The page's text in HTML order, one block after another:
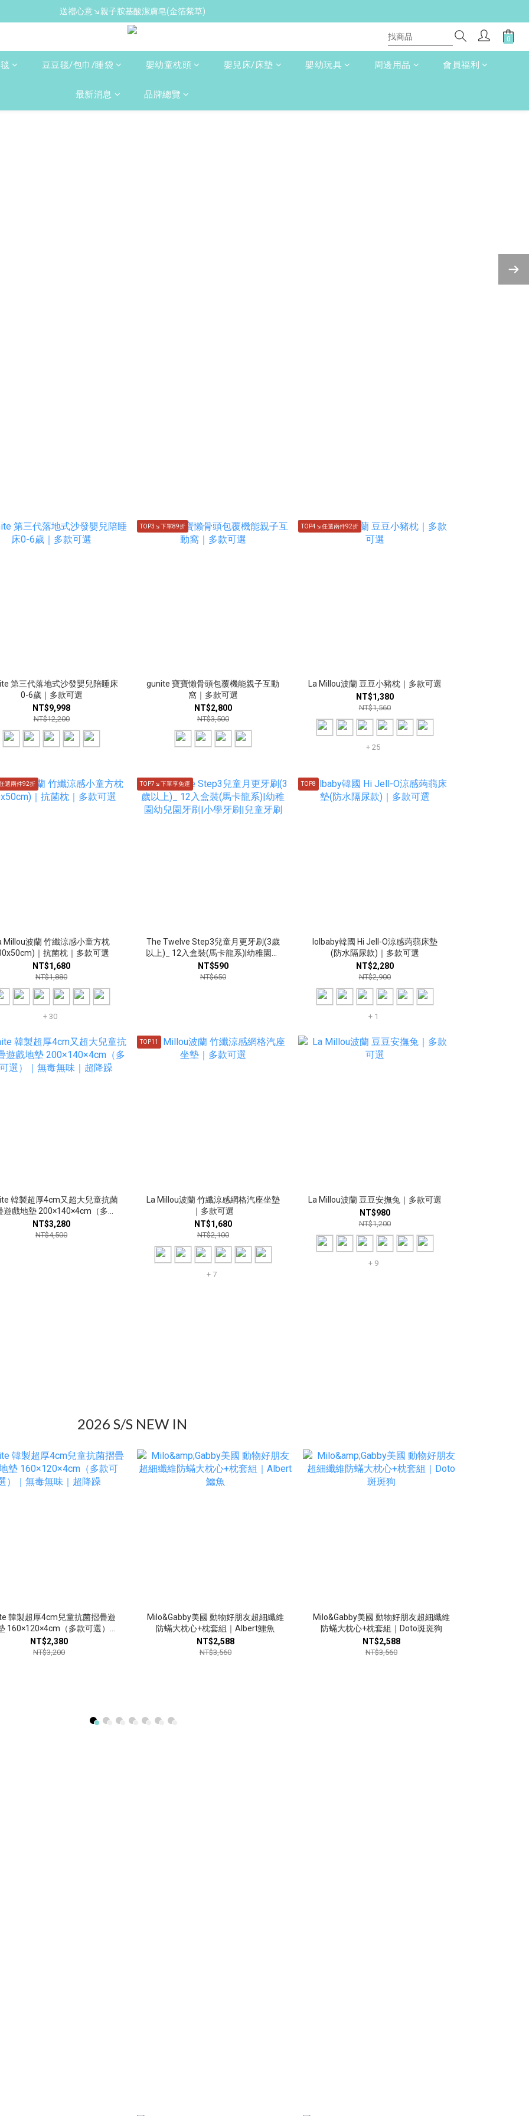
新手爸媽必備↘育兒懶人包
新手爸媽必備↘育兒懶人包
豆豆毯/包巾/睡袋 嬰幼童枕頭 嬰兒床/床墊 嬰幼玩具 周邊用品 會員福利
最新消息 品牌總覽
第三代落地式沙發嬰兒陪睡床
0-6歲｜多款可選
NT$9,998
NT$12,200
TOP3↘下單89折
gunite 寶寶懶骨頭包覆機能親子互動
窩｜多款可選
NT$2,800
NT$3,500
TOP4↘任選兩件92折
La Millou波蘭 豆豆小豬枕｜多款可選
NT$1,380
NT$1,560
+ 25
選兩件92折
Millou波蘭 竹纖涼感小童方枕
｜抗菌枕｜多款可選
NT$1,680
NT$1,880
+ 30
TOP7↘下單享免運
The Twelve Step3兒童月更牙刷(3歲
以上)_ 12入盒裝(馬卡龍系)|幼稚園幼
兒園牙刷|小學牙刷|兒童牙刷
NT$590
NT$650
TOP8
lolbaby韓國 Hi Jell-O涼感蒟蒻床墊
(防水隔尿款)｜多款可選
NT$2,280
NT$2,900
+ 1
韓製超厚4cm又超大兒童抗菌
遊戲地墊 200×140×4cm（多款
可選）｜無毒無味｜超降躁
NT$3,280
NT$4,500
TOP11
La Millou波蘭 竹纖涼感網格汽座坐墊
｜多款可選
NT$1,680
NT$2,100
+ 7
La Millou波蘭 豆豆安撫兔｜多款可選
NT$980
NT$1,200
+ 9
2026 S/S NEW IN
韓製超厚4cm兒童抗菌摺疊遊
160×120×4cm（多款可選）｜
無毒無味｜超降躁
NT$2,380
NT$3,200
Milo&Gabby美國 動物好朋友超細纖維
防蟎大枕心+枕套組｜Albert鱷魚
NT$2,588
NT$3,560
Milo&Gabby美國 動物好朋友超細纖維
防蟎大枕心+枕套組｜Doto斑斑狗
NT$2,588
NT$3,560